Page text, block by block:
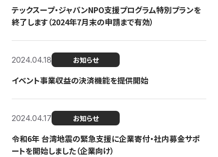
テックスープ・ジャパンNPO支援プログラム特別プランを
終了します（2024年7月末の申請まで有効）
2024.04.18 お知らせ
イベント事業収益の決済機能を提供開始
2024.04.17 お知らせ
令和6年 台湾地震の緊急支援に企業寄付・社内募金サポ
ートを開始しました（企業向け）